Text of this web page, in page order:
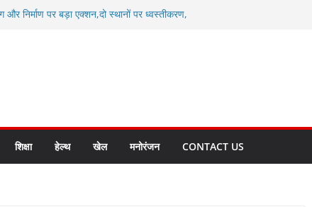
और निर्माण पर बड़ा एक्शन,दो स्थानों पर ध्वस्तीकरण,
टू ग्लोबल’ के संकल्प को आगे बढ़ा रही उत्तराखंड
के पदक विजेताओं और प्रशिक्षकों को
क्रीड़ा विश्वविद्यालय गौलापार के निर्माण कार्यों की
शिक्षा हेल्थ खेल मनोरंजन CONTACT US